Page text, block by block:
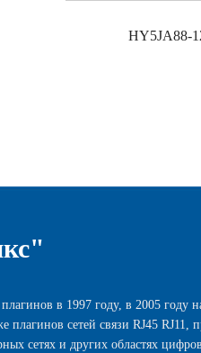
HY5JA88-
в 1997 году, в 2005 году
плагинов сетей связи RJ45 RJ11,
сетях и других областях